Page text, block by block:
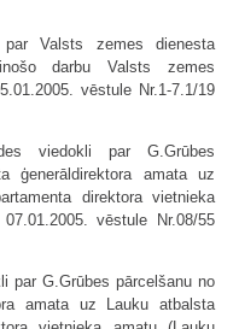
Valsts zemes dienesta
darbu Valsts zemes
vēstule Nr.1-7.1/19
viedokli par G.Grūbes
ģenerāldirektora amata uz
direktora vietnieka
vēstule Nr.08/55
par G.Grūbes pārcelšanu no
amata uz Lauku atbalsta